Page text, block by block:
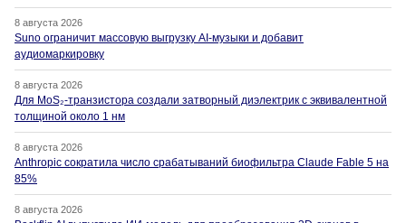
8 августа 2026
Suno ограничит массовую выгрузку AI-музыки и добавит
аудиомаркировку
8 августа 2026
Для MoS₂-транзистора создали затворный диэлектрик с эквивалентной
толщиной около 1 нм
8 августа 2026
Anthropic сократила число срабатываний биофильтра Claude Fable 5 на
85%
8 августа 2026